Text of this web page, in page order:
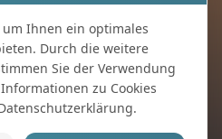
Ihnen ein optimales
Durch die weitere
Sie der Verwendung
zu Cookies
.